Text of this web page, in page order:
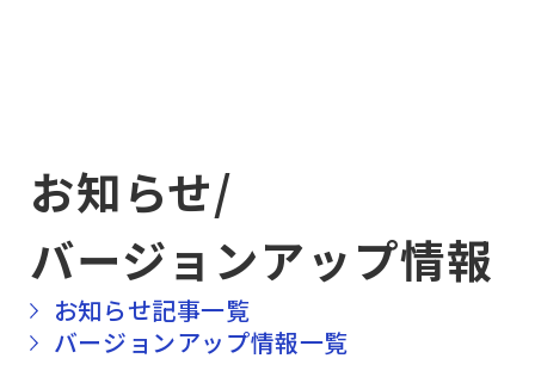
お知らせ/
バージョンアップ情報
お知らせ記事一覧
バージョンアップ情報一覧